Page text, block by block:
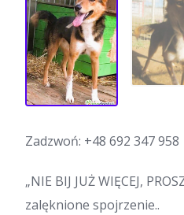
Zadzwoń: +48 692 347 958
„NIE BIJ JUŻ WIĘCEJ,
zalęknione spojrzenie..